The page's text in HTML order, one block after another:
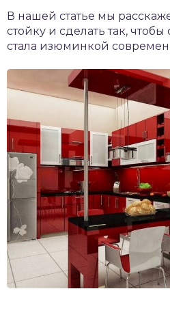
В нашей статье мы
стойку и сделать так,
стала изюминкой